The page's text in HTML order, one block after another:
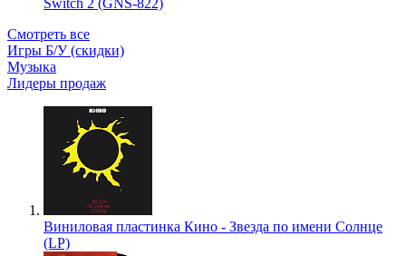
Switch 2 (GNS-822)
Смотреть все
Игры Б/У (скидки)
Музыка
Лидеры продаж
Виниловая пластинка Кино - Звезда по имени Солнце
(LP)